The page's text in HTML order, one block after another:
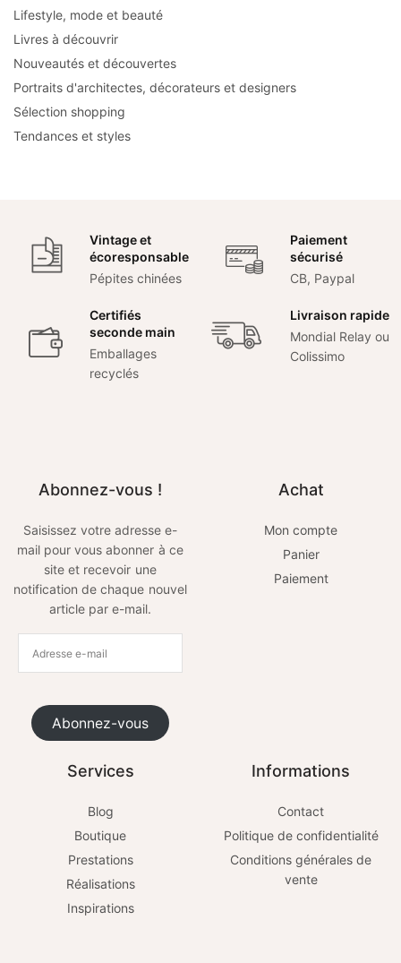
Lifestyle, mode et beauté
Livres à découvrir
Nouveautés et découvertes
Portraits d'architectes, décorateurs et designers
Sélection shopping
Tendances et styles
Vintage et
écoresponsable
Pépites chinées
Paiement
sécurisé
CB, Paypal
Certifiés
seconde main
Emballages
recyclés
Livraison rapide
Mondial Relay ou
Colissimo
Abonnez-vous !
Saisissez votre adresse e-
mail pour vous abonner à ce
site et recevoir une
notification de chaque nouvel
article par e-mail.
Abonnez-vous
Achat
Mon compte
Panier
Paiement
Services
Blog
Boutique
Prestations
Réalisations
Inspirations
Informations
Contact
Politique de confidentialité
Conditions générales de
vente